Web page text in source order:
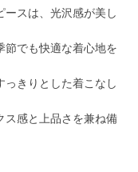
ースは、光沢感が美し
節でも快適な着心地を
っきりとした着こなし
ス感と上品さを兼ね備